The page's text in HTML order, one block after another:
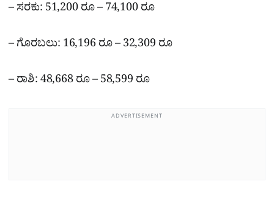
– ಸರಕು: 51,200 ರೂ – 74,100 ರೂ
– ಗೊರಬಲು: 16,196 ರೂ – 32,309 ರೂ
– ರಾಶಿ: 48,668 ರೂ – 58,599 ರೂ
ADVERTISEMENT